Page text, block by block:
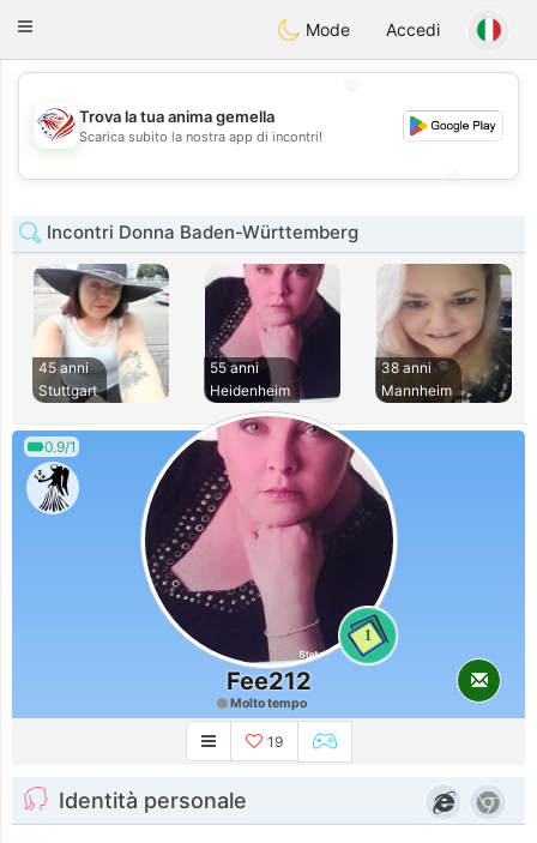
StatesDating
Toggle
Mode Accedi
💖
💕
Trova la tua anima gemella
Scarica subito la nostra app di incontri!
Incontri Donna Baden-Württemberg
45 anni
Stuttgart
55 anni
Heidenheim
38 anni
Mannheim
0.9/1
1
Fee212
Molto tempo
19
Identità personale